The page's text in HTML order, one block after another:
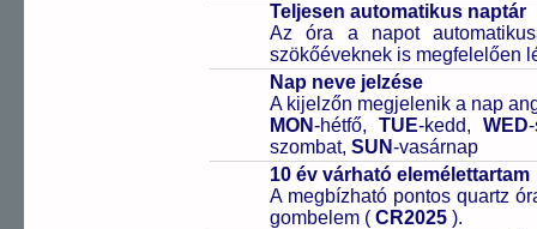
Teljesen automatikus naptár
Az óra a napot
szökőéveknek is megfelelően
Nap neve jelzése
A kijelzőn megjelenik a nap
MON-hétfő, TUE-kedd, WED
szombat, SUN-vasárnap
10 év várható elemélettartam
A megbízható pontos quartz
gombelem ( CR2025 ).